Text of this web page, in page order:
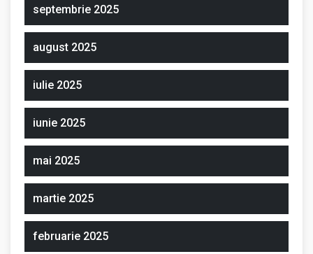
septembrie 2025
august 2025
iulie 2025
iunie 2025
mai 2025
martie 2025
februarie 2025